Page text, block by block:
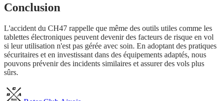
Conclusion
L'accident du CH47 rappelle que même des outils utiles comme les
tablettes électroniques peuvent devenir des facteurs de risque en vol
si leur utilisation n'est pas gérée avec soin. En adoptant des pratiques
sécuritaires et en investissant dans des équipements adaptés, nous
pouvons prévenir des incidents similaires et assurer des vols plus
sûrs.